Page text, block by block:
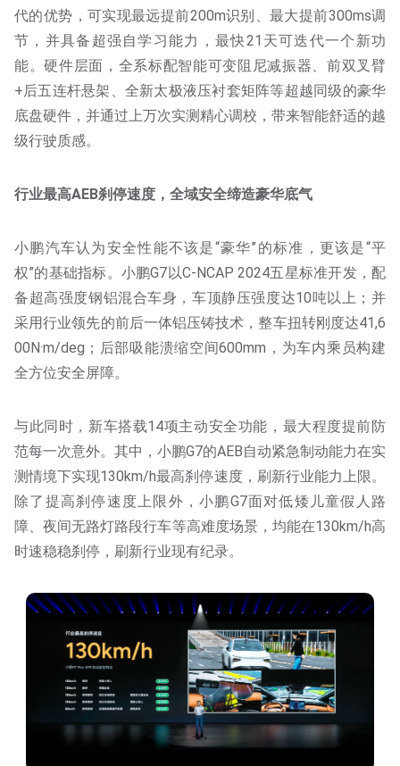
代的优势，可实现最远提前200m识别、最大提前300ms调
节，并具备超强自学习能力，最快21天可迭代一个新功
能。硬件层面，全系标配智能可变阻尼减振器、前双叉臂
+后五连杆悬架、全新太极液压衬套矩阵等超越同级的豪华
底盘硬件，并通过上万次实测精心调校，带来智能舒适的越
级行驶质感。
行业最高AEB刹停速度，全域安全缔造豪华底气
小鹏汽车认为安全性能不该是“豪华”的标准，更该是“平
权”的基础指标。小鹏G7以C-NCAP 2024五星标准开发，配
备超高强度钢铝混合车身，车顶静压强度达10吨以上；并
采用行业领先的前后一体铝压铸技术，整车扭转刚度达41,6
00N·m/deg；后部吸能溃缩空间600mm，为车内乘员构建
全方位安全屏障。
与此同时，新车搭载14项主动安全功能，最大程度提前防
范每一次意外。其中，小鹏G7的AEB自动紧急制动能力在实
测情境下实现130km/h最高刹停速度，刷新行业能力上限。
除了提高刹停速度上限外，小鹏G7面对低矮儿童假人路
障、夜间无路灯路段行车等高难度场景，均能在130km/h高
时速稳稳刹停，刷新行业现有纪录。